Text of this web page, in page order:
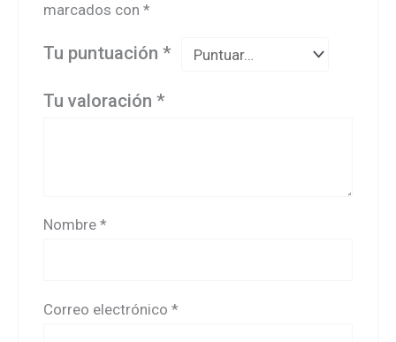
marcados con*
Tu puntuación*
Tu valoración*
Nombre*
Correo electrónico*